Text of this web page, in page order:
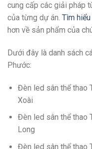
cung cấp các giải pháp
của từng dự án. Tìm
hơn về sản phẩm của
Dưới đây là danh sách
Phước:
Đèn led sân thể thao
Xoài
Đèn led sân thể thao
Long
Đèn led sân thể thao